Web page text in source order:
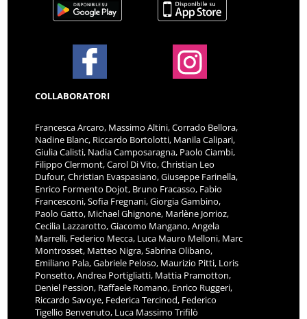
COLLABORATORI
Francesca Arcaro, Massimo Altini, Corrado Bellora,
Nadine Blanc, Riccardo Bortolotti, Manila Calipari,
Giulia Calisti, Nadia Camposaragna, Paolo Ciambi,
Filippo Clermont, Carol Di Vito, Christian Leo
Dufour, Christian Evaspasiano, Giuseppe Farinella,
Enrico Formento Dojot, Bruno Fracasso, Fabio
Francesconi, Sofia Fregnani, Giorgia Gambino,
Paolo Gatto, Michael Ghignone, Marlène Jorrioz,
Cecilia Lazzarotto, Giacomo Mangano, Angela
Marrelli, Federico Mecca, Luca Mauro Melloni, Marc
Montrosset, Matteo Nigra, Sabrina Olibano,
Emiliano Pala, Gabriele Peloso, Maurizio Pitti, Loris
Ponsetto, Andrea Portigliatti, Mattia Pramotton,
Deniel Pession, Raffaele Romano, Enrico Ruggeri,
Riccardo Savoye, Federica Tercinod, Federico
Tigellio Benvenuto, Luca Massimo Trifilò